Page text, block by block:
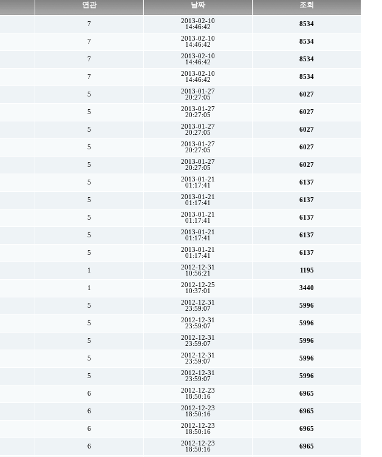
연관 날짜 조회
7
2013-02-10
14:46:42
8534
7
2013-02-10
14:46:42
8534
7
2013-02-10
14:46:42
8534
7
2013-02-10
14:46:42
8534
5
2013-01-27
20:27:05
6027
5
2013-01-27
20:27:05
6027
5
2013-01-27
20:27:05
6027
5
2013-01-27
20:27:05
6027
5
2013-01-27
20:27:05
6027
5
2013-01-21
01:17:41
6137
5
2013-01-21
01:17:41
6137
5
2013-01-21
01:17:41
6137
5
2013-01-21
01:17:41
6137
5
2013-01-21
01:17:41
6137
1
2012-12-31
10:56:21
1195
1
2012-12-25
10:37:01
3440
5
2012-12-31
23:59:07
5996
5
2012-12-31
23:59:07
5996
5
2012-12-31
23:59:07
5996
5
2012-12-31
23:59:07
5996
5
2012-12-31
23:59:07
5996
6
2012-12-23
18:50:16
6965
6
2012-12-23
18:50:16
6965
6
2012-12-23
18:50:16
6965
6
2012-12-23
18:50:16
6965